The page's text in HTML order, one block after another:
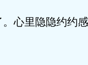
心里隐隐约约